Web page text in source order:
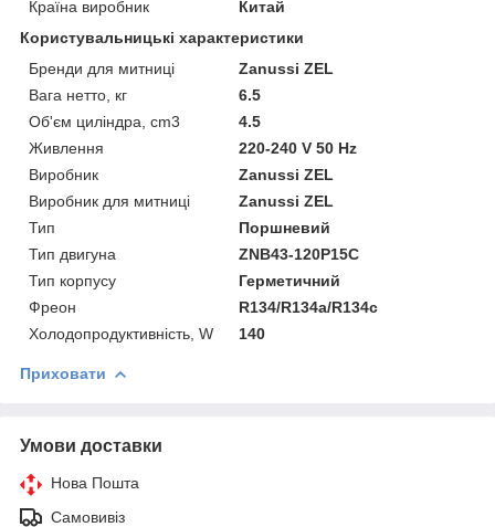
Країна виробник
Китай
Користувальницькі характеристики
Бренди для митниці
Zanussi ZEL
Вага нетто, кг
6.5
Об'єм циліндра, cm3
4.5
Живлення
220-240 V 50 Hz
Виробник
Zanussi ZEL
Виробник для митниці
Zanussi ZEL
Тип
Поршневий
Тип двигуна
ZNB43-120P15C
Тип корпусу
Герметичний
Фреон
R134/R134a/R134c
Холодопродуктивність, W
140
Приховати
Умови доставки
Нова Пошта
Самовивіз